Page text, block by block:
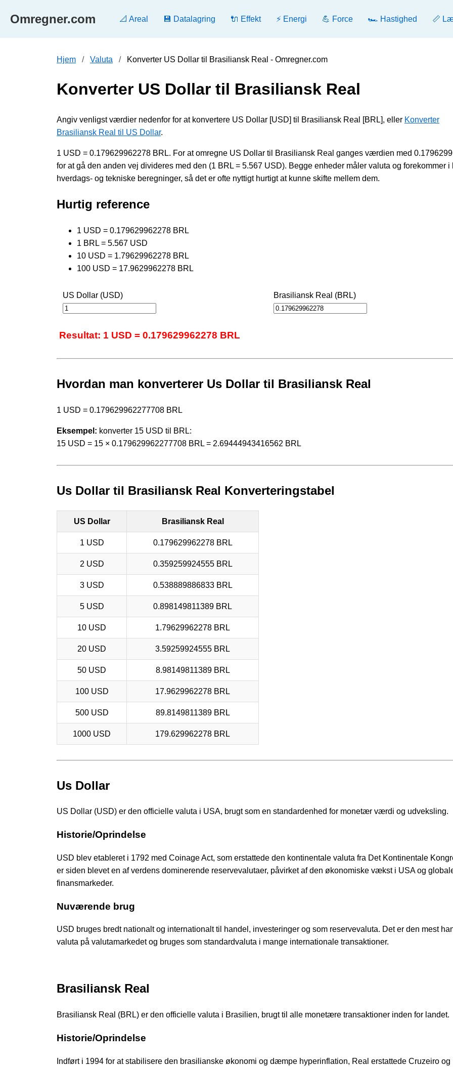
Omregner.com 📐 Areal 💾 Datalagring 🔌 Effekt ⚡ Energi 💪 Force 🏎️ Hastighed 📏
Hjem Valuta Konverter US Dollar til Brasiliansk Real - Omregner.com
Konverter US Dollar til Brasiliansk Real
Angiv venligst værdier nedenfor for at konvertere US Dollar [USD] til Brasiliansk Real [BRL], eller Konverter
Brasiliansk Real til US Dollar.
1 USD = 0.179629962278 BRL. For at omregne US Dollar til Brasiliansk Real ganges værdien med
for at gå den anden vej divideres med den (1 BRL = 5.567 USD). Begge enheder måler valuta og forekommer i
hverdags- og tekniske beregninger, så det er ofte nyttigt hurtigt at kunne skifte mellem dem.
Hurtig reference
1 USD = 0.179629962278 BRL
1 BRL = 5.567 USD
10 USD = 1.79629962278 BRL
100 USD = 17.9629962278 BRL
US Dollar (USD) Brasiliansk Real (BRL)
Resultat: 1 USD = 0.179629962278 BRL
Hvordan man konverterer Us Dollar til Brasiliansk Real
1 USD = 0.179629962277708 BRL
Eksempel: konverter 15 USD til BRL:
15 USD = 15 × 0.179629962277708 BRL = 2.69444943416562 BRL
Us Dollar til Brasiliansk Real Konverteringstabel
US Dollar Brasiliansk Real
1 USD 0.179629962278 BRL
2 USD 0.359259924555 BRL
3 USD 0.538889886833 BRL
5 USD 0.898149811389 BRL
10 USD 1.79629962278 BRL
20 USD 3.59259924555 BRL
50 USD 8.98149811389 BRL
100 USD 17.9629962278 BRL
500 USD 89.8149811389 BRL
1000 USD 179.629962278 BRL
Us Dollar
US Dollar (USD) er den officielle valuta i USA, brugt som en standardenhed for monetær værdi og udveksling.
Historie/Oprindelse
USD blev etableret i 1792 med Coinage Act, som erstattede den kontinentale valuta fra Det Kontinentale
er siden blevet en af verdens dominerende reservevalutaer, påvirket af den økonomiske vækst i USA og
finansmarkeder.
Nuværende brug
USD bruges bredt nationalt og internationalt til handel, investeringer og som reservevaluta. Det er den mest
valuta på valutamarkedet og bruges som standardvaluta i mange internationale transaktioner.
Brasiliansk Real
Brasiliansk Real (BRL) er den officielle valuta i Brasilien, brugt til alle monetære transaktioner inden for landet.
Historie/Oprindelse
Indført i 1994 for at stabilisere den brasilianske økonomi og dæmpe hyperinflation, Real erstattede Cruzeiro og